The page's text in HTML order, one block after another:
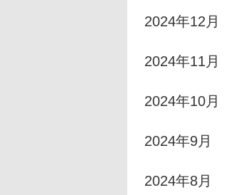
2024年12月
2024年11月
2024年10月
2024年9月
2024年8月